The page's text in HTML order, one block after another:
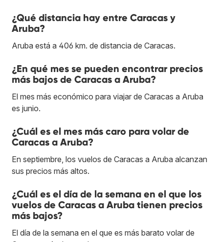
¿Qué distancia hay entre Caracas y
Aruba?
Aruba está a 406 km. de distancia de Caracas.
¿En qué mes se pueden encontrar precios
más bajos de Caracas a Aruba?
El mes más económico para viajar de Caracas a Aruba
es junio.
¿Cuál es el mes más caro para volar de
Caracas a Aruba?
En septiembre, los vuelos de Caracas a Aruba alcanzan
sus precios más altos.
¿Cuál es el día de la semana en el que los
vuelos de Caracas a Aruba tienen precios
más bajos?
El día de la semana en el que es más barato volar de